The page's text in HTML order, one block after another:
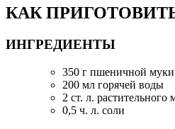
КАК
ИНГРЕДИЕНТЫ
350 г пшеничной муки
200 мл горячей воды
2 ст. л. растительного
0,5 ч. л. соли